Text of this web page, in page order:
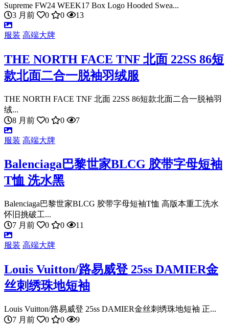
Supreme FW24 WEEK17 Box Logo Hooded Swea...
3 月前
0 0 13
服装 高端大牌
THE NORTH FACE TNF 北面 22SS 86短
款北面二合一脱袖羽绒服
THE NORTH FACE TNF 北面 22SS 86短款北面二合一脱袖羽
绒...
8 月前
0 0 7
服装 高端大牌
Balenciaga巴黎世家BLCG 胶带字母短袖
T恤 洗水黑
Balenciaga巴黎世家BLCG 胶带字母短袖T恤 高版本重工洗水
怀旧挑破工...
7 月前
0 0 11
服装 高端大牌
Louis Vuitton/路易威登 25ss DAMIER金
丝刺绣珠地短袖
Louis Vuitton/路易威登 25ss DAMIER金丝刺绣珠地短袖 正...
7 月前
0 0 9